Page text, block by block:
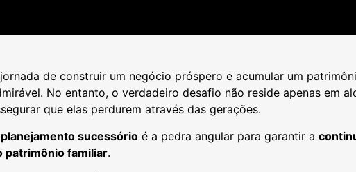
de construir um negócio próspero e acumular um
No entanto, o verdadeiro desafio não reside apenas em
que elas perdurem através das gerações.
planejamento sucessório é a pedra angular para garantir a
patrimônio familiar.